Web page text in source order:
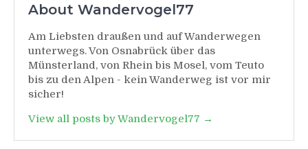
About Wandervogel77
Am Liebsten draußen und auf Wanderwegen
unterwegs. Von Osnabrück über das
Münsterland, von Rhein bis Mosel, vom Teuto
bis zu den Alpen - kein Wanderweg ist vor mir
sicher!
View all posts by Wandervogel77 →